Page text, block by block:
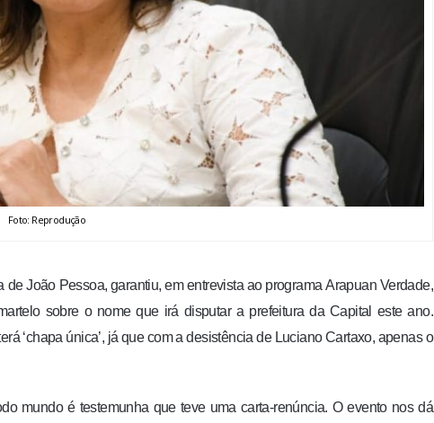
Foto: Reprodução
João Pessoa, garantiu, em entrevista ao programa Arapuan Verdade,
sobre o nome que irá disputar a prefeitura da Capital este ano.
‘chapa única’, já que com a desistência de Luciano Cartaxo, apenas o
mundo é testemunha que teve uma carta-renúncia. O evento nos dá